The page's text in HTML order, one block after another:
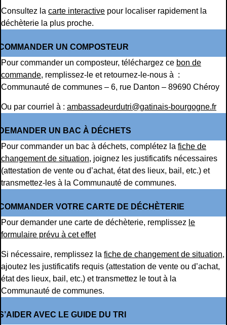
Consultez la carte interactive pour localiser rapidement la
déchèterie la plus proche.
UN COMPOSTEUR
Pour commander un composteur, téléchargez ce bon de
commande, remplissez-le et retournez-le-nous à :
Communauté de communes – 6, rue Danton – 89690 Chéroy
Ou par courriel à : ambassadeurdutri@gatinais-bourgogne.fr
UN BAC À DÉCHETS
Pour commander un bac à déchets, complétez la fiche de
changement de situation, joignez les justificatifs nécessaires
(attestation de vente ou d’achat, état des lieux, bail, etc.) et
transmettez-les à la Communauté de communes.
VOTRE CARTE DE DÉCHÈTERIE
Pour demander une carte de déchèterie, remplissez le
formulaire prévu à cet effet
Si nécessaire, remplissez la fiche de changement de situation,
ajoutez les justificatifs requis (attestation de vente ou d’achat,
état des lieux, bail, etc.) et transmettez le tout à la
Communauté de communes.
AVEC LE GUIDE DU TRI